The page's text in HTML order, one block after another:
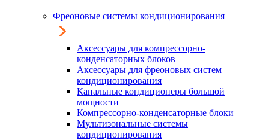
Фреоновые системы кондиционирования
Аксессуары для компрессорно-
конденсаторных блоков
Аксессуары для фреоновых систем
кондиционирования
Канальные кондиционеры большой
мощности
Компрессорно-конденсаторные блоки
Мультизональные системы
кондиционирования